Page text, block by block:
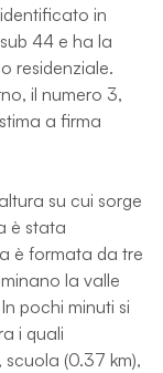
in
44 e ha la
residenziale.
il numero 3,
a firma
su cui sorge
è stata
è formata da tre
la valle
pochi minuti si
i quali
scuola (0.37 km),